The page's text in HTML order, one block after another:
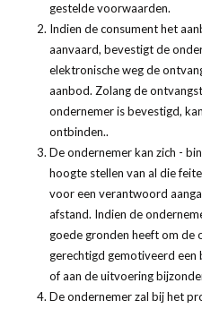
gestelde voorwaarden.
Indien de consument het
aanvaard, bevestigt de
elektronische weg de
aanbod. Zolang de
ondernemer is bevestigd,
ontbinden..
De ondernemer kan zich -
hoogte stellen van al die
voor een verantwoord
afstand. Indien de
goede gronden heeft om de
gerechtigd gemotiveerd een
of aan de uitvoering
De ondernemer zal bij het